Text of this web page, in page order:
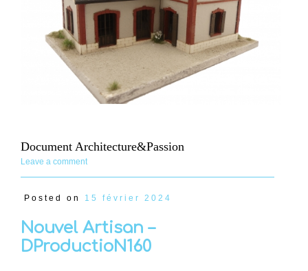
Document Architecture&Passion
Leave a comment
Posted on 15 février 2024
Nouvel Artisan –
DProductioN160